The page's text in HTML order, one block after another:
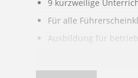
9 kurzweilige
Für alle
Ausbildung für